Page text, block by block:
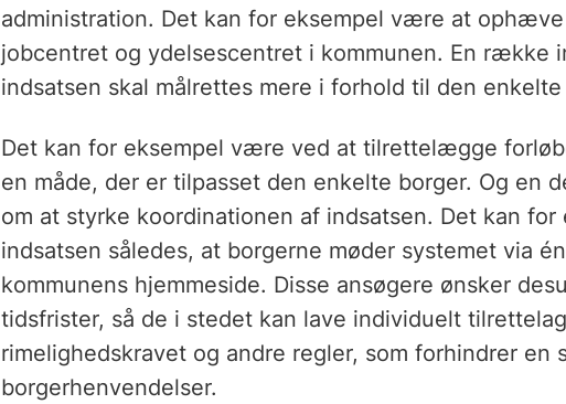
administration. Det kan for eksempel være at
jobcentret og ydelsescentret i kommunen. En række
indsatsen skal målrettes mere i forhold til den enkelte
Det kan for eksempel være ved at tilrettelægge
en måde, der er tilpasset den enkelte borger. Og en
om at styrke koordinationen af indsatsen. Det kan
indsatsen således, at borgerne møder systemet via
kommunens hjemmeside. Disse ansøgere ønsker
tidsfrister, så de i stedet kan lave individuelt
rimelighedskravet og andre regler, som forhindrer en
borgerhenvendelser.